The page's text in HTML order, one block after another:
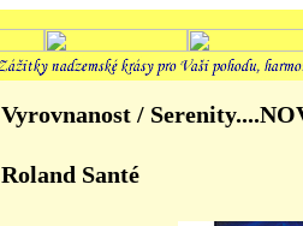
Vyrovnanost /
Roland Santé